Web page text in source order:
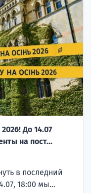
До 14.07
на пост...
в последний
18:00 мы...